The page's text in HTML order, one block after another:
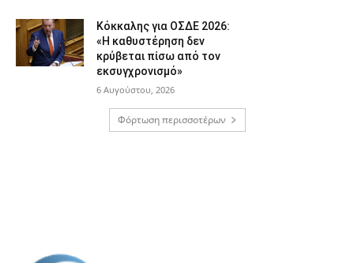
Κόκκαλης για ΟΣΔΕ 2026:
«Η καθυστέρηση δεν
κρύβεται πίσω από τον
εκσυγχρονισμό»
6 Αυγούστου, 2026
Φόρτωση περισσοτέρων